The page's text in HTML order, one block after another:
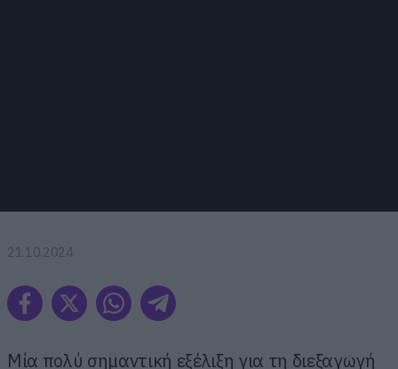
21.10.2024
Μία πολύ σημαντική εξέλιξη για τη διεξαγωγή